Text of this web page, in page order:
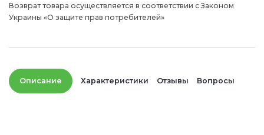
Возврат товара осуществляется в соответствии с Законом
Украины «О защите прав потребителей»
Описание Характеристики Отзывы Вопросы